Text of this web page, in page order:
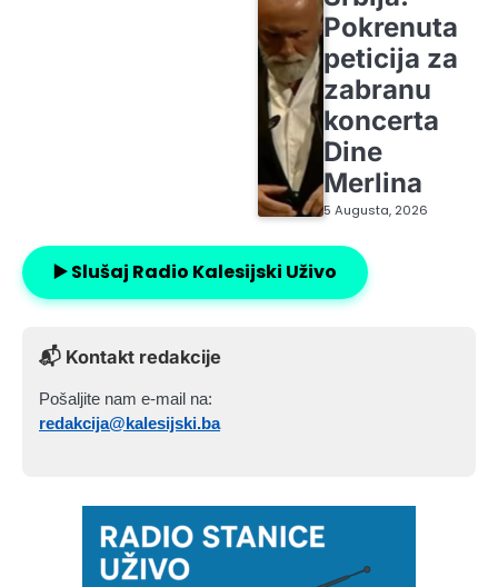
Pokrenuta
peticija za
zabranu
koncerta
Dine
Merlina
5 Augusta, 2026
▶️ Slušaj Radio Kalesijski Uživo
📬 Kontakt redakcije
Pošaljite nam e-mail na:
redakcija@kalesijski.ba